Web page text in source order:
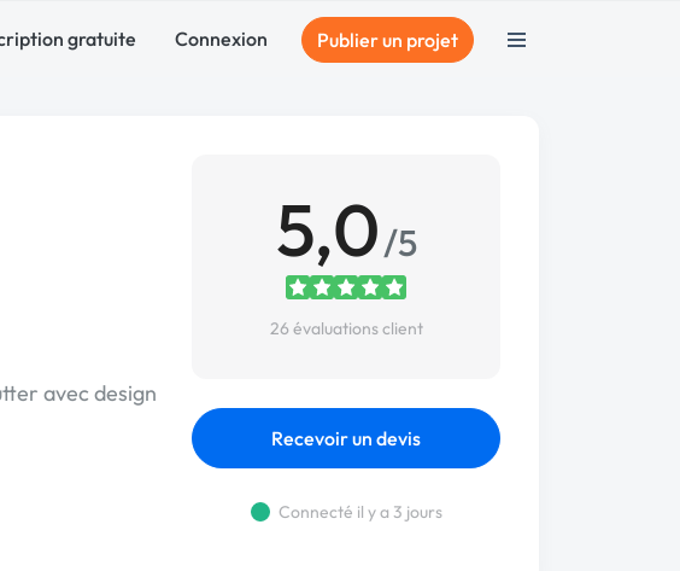
gratuite Connexion Publier un projet
avec design
5,0/5
26 évaluations client
Recevoir un devis
Connecté il y a 3 jours